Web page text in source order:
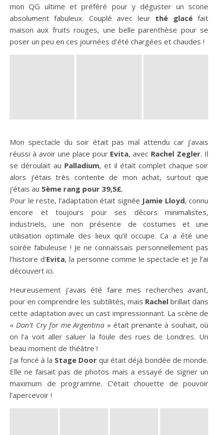
mon QG ultime et préféré pour y déguster un scone
absolument fabuleux. Couplé avec leur thé glacéfait
maison aux fruits rouges, une belle parenthèse pour se
poser un peu en ces journées d’été chargées et chaudes !
Mon spectacle du soir était pas mal attendu car j’avais
réussi à avoir une place pour Evita, avec Rachel Zegler. Il
se déroulait au Palladium, et il était complet chaque soir
alors j’étais très contente de mon achat, surtout que
j’étais au 5ème rang pour 39,5£.
Pour le reste, l’adaptation était signée Jamie Lloyd, connu
encore et toujours pour ses décors minimalistes,
industriels, une non présence de costumes et une
utilisation optimale des lieux qu’il occupe. Ca a été une
soirée fabuleuse ! Je ne connaissais personnellement pas
l’histoire d’Evita, la personne comme le spectacle et je l’ai
découvert ici.
Heureusement j’avais été faire mes recherches avant,
pour en comprendre les subtilités, mais Rachel brillait dans
cette adaptation avec un cast impressionnant. La scène de
«Don’t Cry for me Argentina » était prenante à souhait, où
on l’a voit aller saluer la foule des rues de Londres. Un
beau moment de théâtre !
J’ai foncé à la Stage Doorqui était déjà bondée de monde.
Elle ne faisait pas de photos mais a essayé de signer un
maximum de programme. C’était chouette de pouvoir
l’apercevoir !